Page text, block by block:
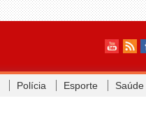
Polícia Esporte Saúde